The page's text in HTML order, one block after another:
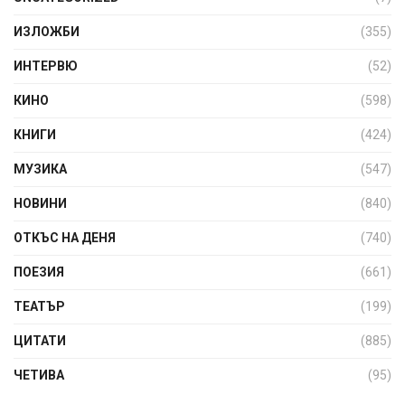
ИЗЛОЖБИ (355)
ИНТЕРВЮ (52)
КИНО (598)
КНИГИ (424)
МУЗИКА (547)
НОВИНИ (840)
ОТКЪС НА ДЕНЯ (740)
ПОЕЗИЯ (661)
ТЕАТЪР (199)
ЦИТАТИ (885)
ЧЕТИВА (95)